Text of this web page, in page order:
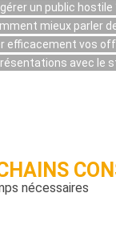
un public hostile
mieux parler
efficacement vos
avec le
nécessaires